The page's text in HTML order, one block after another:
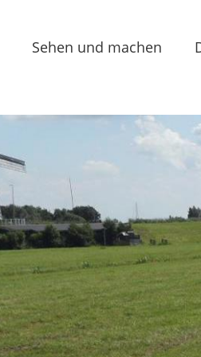
Sehen und machen
Sehenswürdigkeiten
Essen & Trinken
Routen
Regionale Produkte
Freizeit
Freizeit am Wasser